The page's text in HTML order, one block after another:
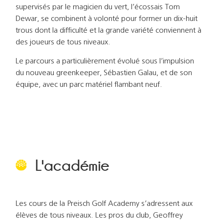
supervisés par le magicien du vert, l’écossais Tom
Dewar, se combinent à volonté pour former un dix-huit
trous dont la difficulté et la grande variété conviennent à
des joueurs de tous niveaux.
Le parcours a particulièrement évolué sous l’impulsion
du nouveau greenkeeper, Sébastien Galau, et de son
équipe, avec un parc matériel flambant neuf.
L'académie
Les cours de la Preisch Golf Academy s’adressent aux
élèves de tous niveaux. Les pros du club, Geoffrey